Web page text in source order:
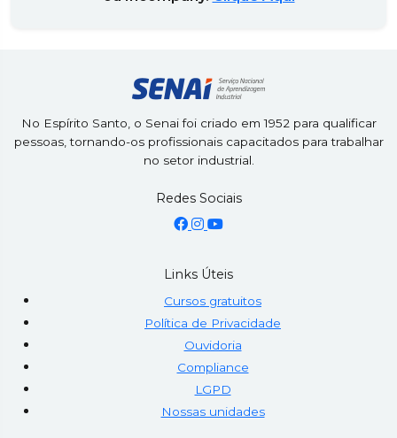
No Espírito Santo, o Senai foi criado em 1952 para qualificar
pessoas, tornando-os profissionais capacitados para trabalhar
no setor industrial.
Redes Sociais
Links Úteis
Cursos gratuitos
Política de Privacidade
Ouvidoria
Compliance
LGPD
Nossas unidades